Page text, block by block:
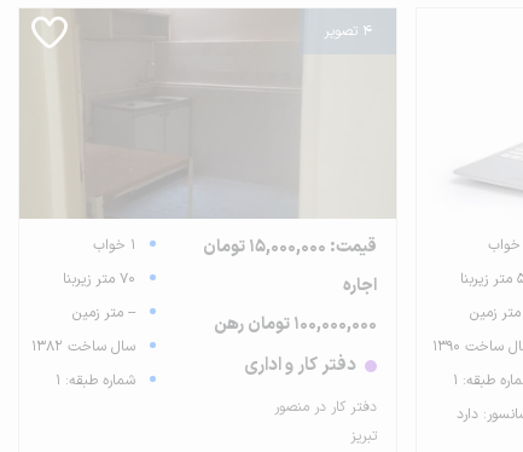
زمین
ساخت 1390
طبقه: 1
دارد
4 تصویر
قیمت: 15,000,000 تومان
اجاره
100,000,000 تومان رهن
دفتر کار و اداری
دفتر کار در منصور
تبریز
1 خواب
70 متر زیربنا
-- متر زمین
سال ساخت 1382
شماره طبقه: 1